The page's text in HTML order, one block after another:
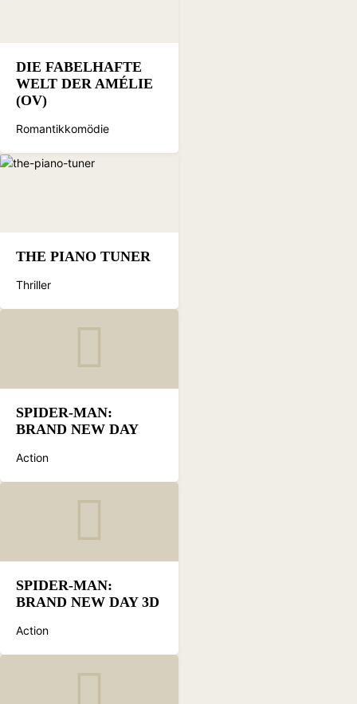
DIE FABELHAFTE
WELT DER AMÉLIE
(OV)
Romantikkomödie
THE PIANO TUNER
Thriller
SPIDER-MAN:
BRAND NEW DAY
Action
SPIDER-MAN:
BRAND NEW DAY 3D
Action